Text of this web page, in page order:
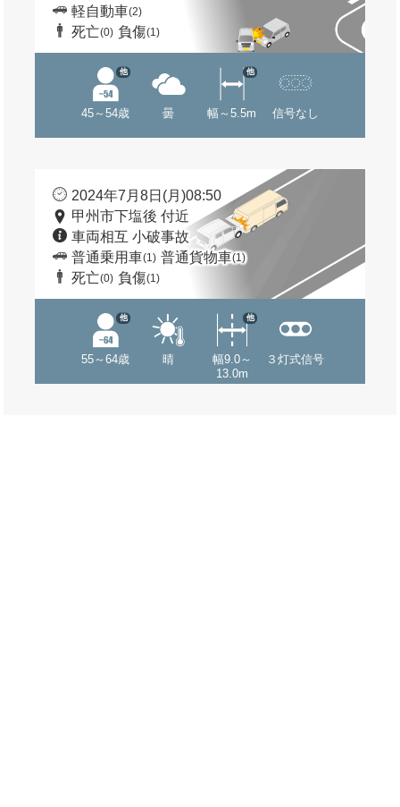
軽自動車(2)
死亡(0) 負傷(1)
45～54歳
他
曇 幅～5.5m
他
信号なし
2024年7月8日(月)08:50
甲州市下塩後 付近
車両相互 小破事故
普通乗用車(1) 普通貨物車(1)
死亡(0) 負傷(1)
55～64歳
他
晴
幅9.0～
13.0m
他
３灯式信号